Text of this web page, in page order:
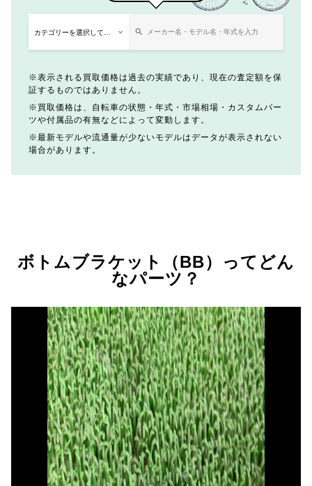
表示される買取価格は過去の実績であり、現在の査定額を保
証するものではありません。
買取価格は、自転車の状態・年式・市場相場・カスタムパー
ツや付属品の有無などによって変動します。
最新モデルや流通量が少ないモデルはデータが表示されない
場合があります。
ボトムブラケット（BB）ってどん
なパーツ？